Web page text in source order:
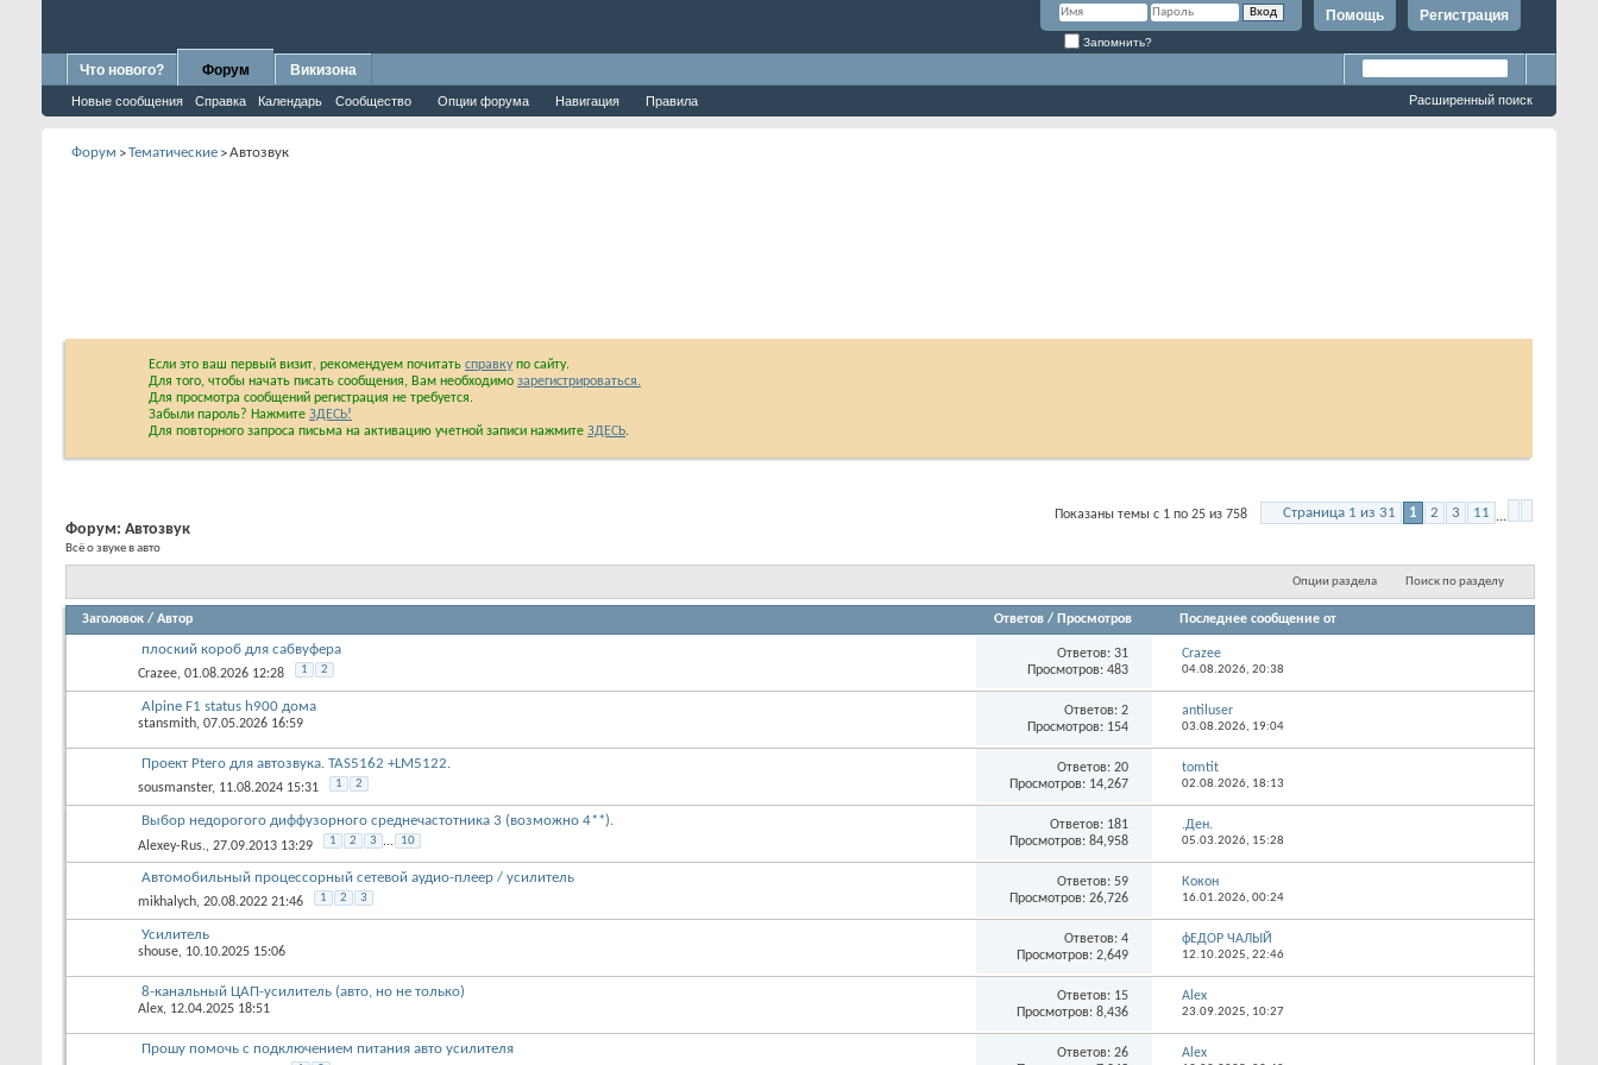
Регистрация
Помощь
Запомнить?
Что нового? Форум
Новые сообщения Справка Календарь Сообщество Опции форума Навигация Правила
Викизона
Расширенный поиск
Если это ваш первый визит, рекомендуем почитатьсправкупо сайту.
Для того, чтобы начать писать сообщения, Вам необходимо
Для просмотра сообщений регистрация не требуется.
Забыли пароль? НажмитеЗДЕСЬ!
Страница 1 из 31 1 2 3 11
Форум:Автозвук
Всё о звуке в авто
Опции раздела Поиск по разделу
Заголовок/Автор Ответов/Просмотров Последнее сообщение от
плоский короб для сабвуфера
Crazee , 01.08.2026 12:28 1 2
Ответов:31
Просмотров: 483
Crazee
04.08.2026,20:38
Alpine F1 status h900 дома
stansmith, 07.05.2026 16:59
Ответов:2
Просмотров: 154
antiluser
03.08.2026,19:04
Проект Ptero для автозвука. TAS5162 +LM5122.
sousmanster , 11.08.2024 15:31 1 2
Ответов:20
Просмотров: 14,267
tomtit
02.08.2026,18:13
Выбор недорогого диффузорного среднечастотника 3 (возможно 4**).
Alexey-Rus. , 27.09.2013 13:29 1 2 3 ... 10
Ответов:181
Просмотров: 84,958
.Ден.
05.03.2026,15:28
Автомобильный процессорный сетевой аудио-плеер / усилитель
mikhalych 1 2 3
Ответов:59
Просмотров: 26,726
Кокон
16.01.2026,00:24
Усилитель
shouse, 10.10.2025 15:06
Ответов:4
Просмотров: 2,649
фЕДОР ЧАЛЫЙ
12.10.2025,22:46
8-канальный ЦАП-усилитель (авто, но не только)
Alex, 12.04.2025 18:51
Ответов:15
Просмотров: 8,436
Alex
23.09.2025,10:27